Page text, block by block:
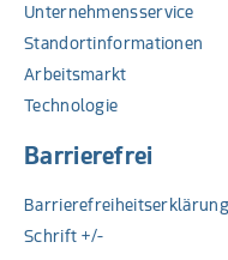
Unternehmensservice
Standortinformationen
Arbeitsmarkt
Technologie
Barrierefrei
Barrierefreiheitserklärung
Schrift +/-